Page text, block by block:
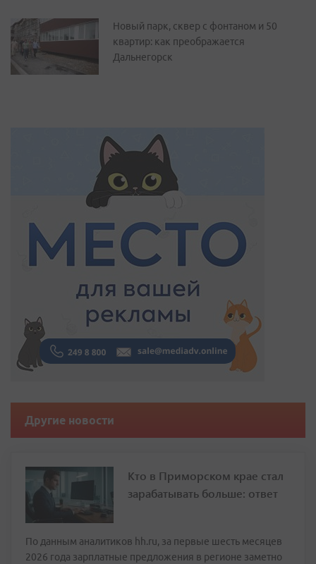
Новый парк, сквер с фонтаном и 50
квартир: как преображается
Дальнегорск
Другие новости
Кто в Приморском крае стал
зарабатывать больше: ответ
По данным аналитиков hh.ru, за первые шесть месяцев
2026 года зарплатные предложения в регионе заметно